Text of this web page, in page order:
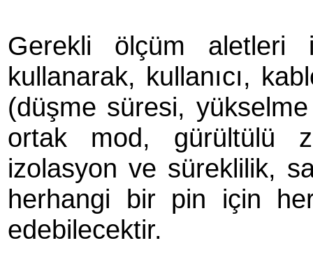
Gerekli ölçüm
kullanarak, kullanıcı,
(düşme süresi,
ortak mod, gürültülü
izolasyon ve süreklilik,
herhangi bir pin için
edebilecektir.